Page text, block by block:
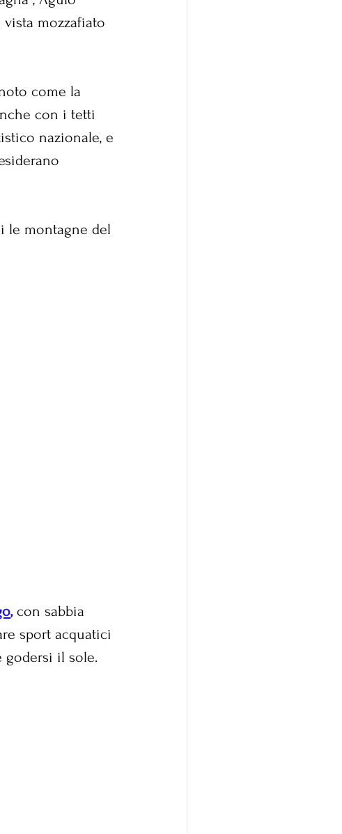
mozzafiato
come la
con i tetti
nazionale, e
le montagne del
, con sabbia
sport acquatici
godersi il sole.